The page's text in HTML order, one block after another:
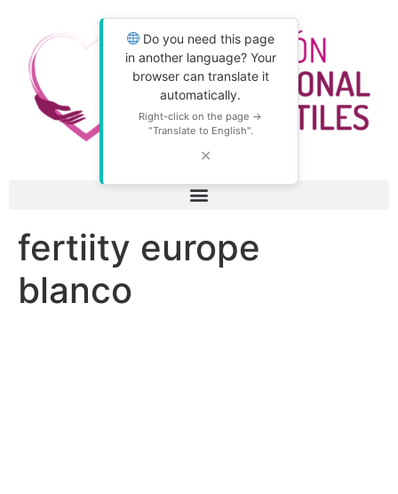
Do you need this page
in another language? Your
browser can translate it
automatically.
Right-click on the page →
"Translate to English".
✕
fertiity europe
blanco